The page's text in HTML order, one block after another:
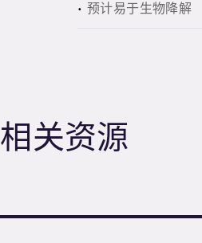
预计易于生物降解
相关资源